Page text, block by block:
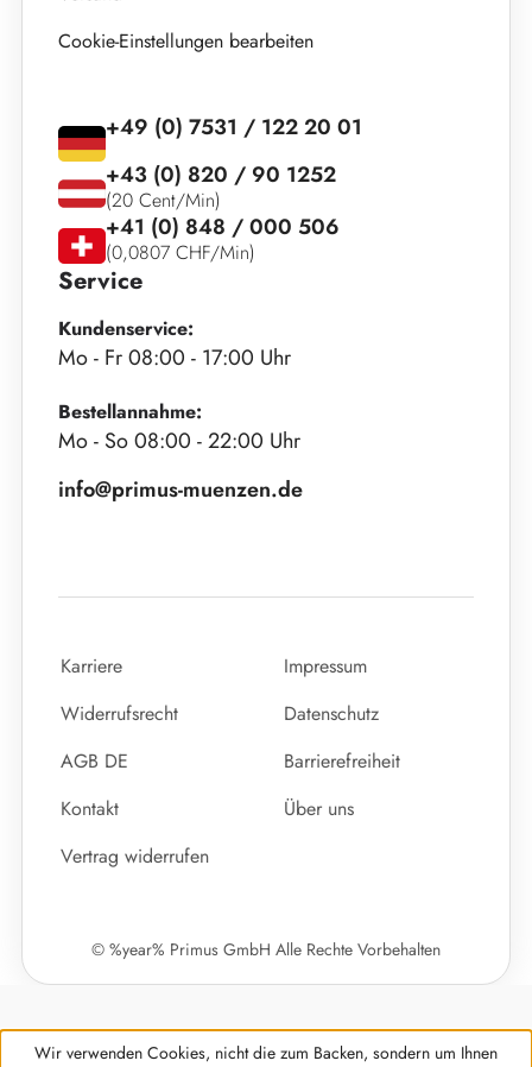
Cookie-Einstellungen bearbeiten
Service
Kundenservice:
Mo - Fr 08:00 - 17:00 Uhr
Bestellannahme:
Mo - So 08:00 - 22:00 Uhr
info@primus-muenzen.de
+49 (0) 7531 / 122 20 01
+43 (0) 820 / 90 1252
(20 Cent/Min)
+41 (0) 848 / 000 506
(0,0807 CHF/Min)
Karriere
Impressum
Widerrufsrecht
Datenschutz
AGB DE
Barrierefreiheit
Kontakt
Über uns
Vertrag widerrufen
© %year% Primus GmbH Alle Rechte Vorbehalten
Wir verwenden Cookies, nicht die zum Backen, sondern um Ihnen